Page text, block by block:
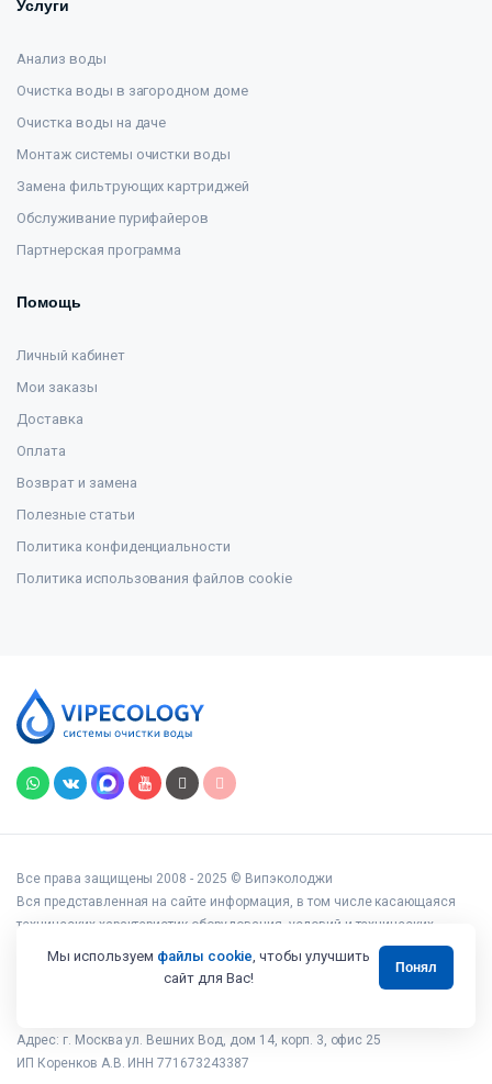
Услуги
Анализ воды
Очистка воды в загородном доме
Очистка воды на даче
Монтаж системы очистки воды
Замена фильтрующих картриджей
Обслуживание пурифайеров
Партнерская программа
Помощь
Личный кабинет
Мои заказы
Доставка
Оплата
Возврат и замена
Полезные статьи
Политика конфиденциальности
Политика использования файлов cookie
Все права защищены 2008 - 2025 © Випэколоджи
Вся представленная на сайте информация, в том числе касающаяся
технических характеристик оборудования, условий и технических
возможностей подключения, наличия на складе, стоимости товаров и
услуг, носит информационный характер и ни при каких условиях не
является публичной офертой, определяемой положениями статьи 437
Адрес: г. Москва ул. Вешних Вод, дом 14, корп. 3, офис 25
ИП Коренков А.В. ИНН 771673243387
Мы используем файлы cookie, чтобы улучшить
сайт для Вас!
Понял